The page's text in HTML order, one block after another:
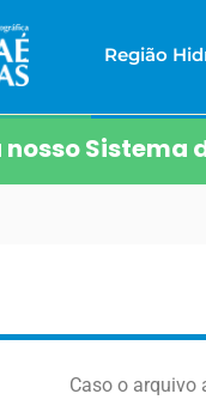
Região
Sistema
Caso o arquivo